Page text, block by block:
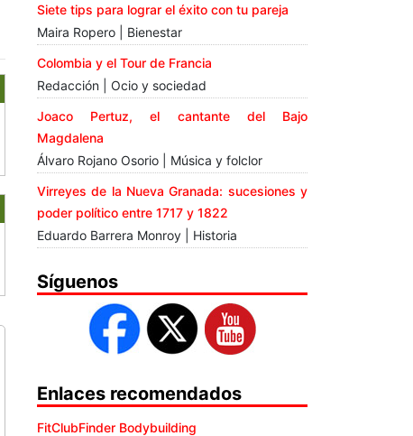
Siete tips para lograr el éxito con tu pareja
Maira Ropero | Bienestar
Colombia y el Tour de Francia
Redacción | Ocio y sociedad
Joaco Pertuz, el cantante del Bajo
Magdalena
Álvaro Rojano Osorio | Música y folclor
Virreyes de la Nueva Granada: sucesiones y
poder político entre 1717 y 1822
Eduardo Barrera Monroy | Historia
Síguenos
Enlaces recomendados
FitClubFinder Bodybuilding